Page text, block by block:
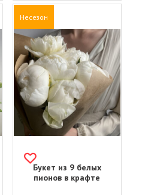
Несезон
Букет из 9 белых
пионов в крафте